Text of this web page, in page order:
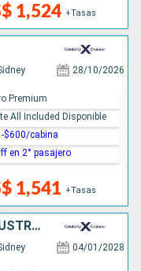
1,524 +Tasas
28/10/2026
1,541 +Tasas
Premium
All Included Disponible
$600/cabina
en 2° pasajero
NUEVA CALEDONIA, VANUATU, AUSTRALIA
04/01/2028